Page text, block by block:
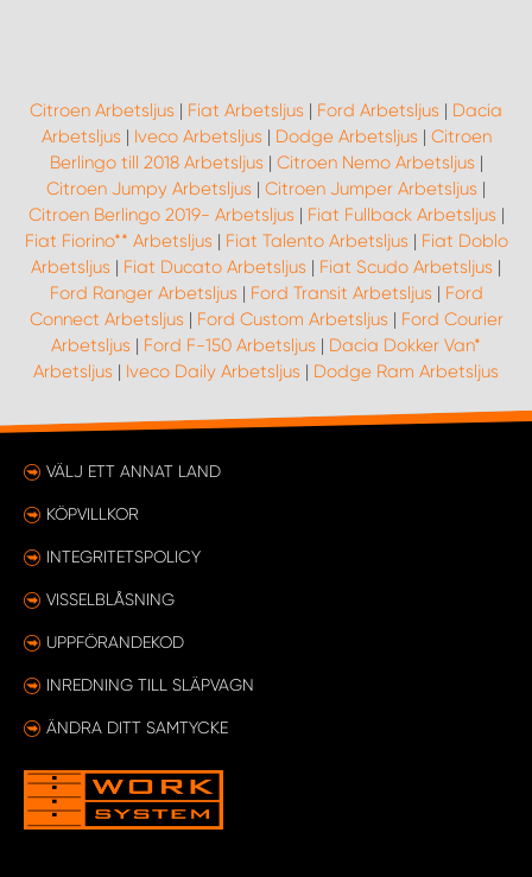
Citroen Arbetsljus | Fiat Arbetsljus | Ford Arbetsljus | Dacia
Arbetsljus | Iveco Arbetsljus | Dodge Arbetsljus | Citroen
Berlingo till 2018 Arbetsljus | Citroen Nemo Arbetsljus |
Citroen Jumpy Arbetsljus | Citroen Jumper Arbetsljus |
Citroen Berlingo 2019- Arbetsljus | Fiat Fullback Arbetsljus |
Fiat Fiorino** Arbetsljus | Fiat Talento Arbetsljus | Fiat Doblo
Arbetsljus | Fiat Ducato Arbetsljus | Fiat Scudo Arbetsljus |
Ford Ranger Arbetsljus | Ford Transit Arbetsljus | Ford
Connect Arbetsljus | Ford Custom Arbetsljus | Ford Courier
Arbetsljus | Ford F-150 Arbetsljus | Dacia Dokker Van*
Arbetsljus | Iveco Daily Arbetsljus | Dodge Ram Arbetsljus
VÄLJ ETT ANNAT LAND
KÖPVILLKOR
INTEGRITETSPOLICY
VISSELBLÅSNING
UPPFÖRANDEKOD
INREDNING TILL SLÄPVAGN
ÄNDRA DITT SAMTYCKE